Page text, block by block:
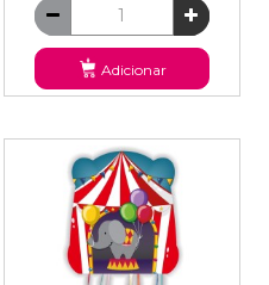
Adicionar